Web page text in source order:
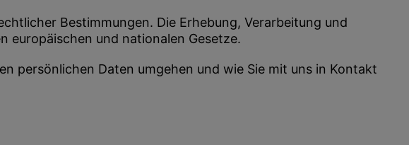
Bestimmungen. Die Erhebung, Verarbeitung und
europäischen und nationalen Gesetze.
persönlichen Daten umgehen und wie Sie mit uns in Kontakt